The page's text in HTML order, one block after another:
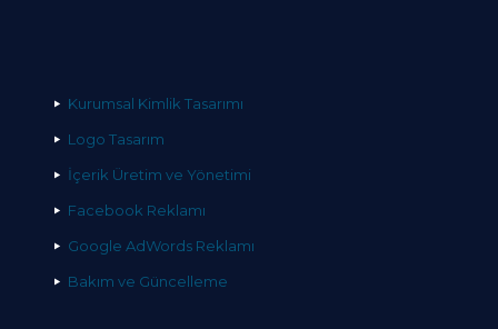
Kurumsal Kimlik Tasarımı
Logo Tasarım
İçerik Üretim ve Yönetimi
Facebook Reklamı
Google AdWords Reklamı
Bakım ve Güncelleme